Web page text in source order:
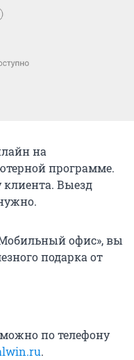
на
программе.
клиента. Выезд
офис», вы
подарка от
по телефону
.